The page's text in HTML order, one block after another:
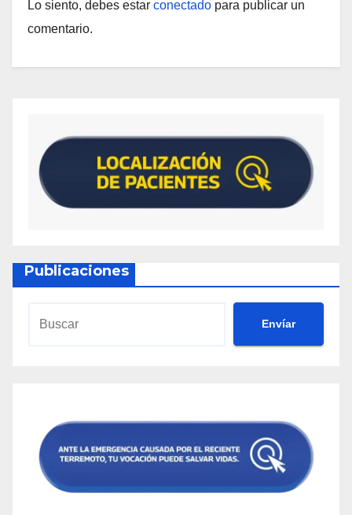
Lo siento, debes estar conectado para publicar un
comentario.
Publicaciones
Envíar